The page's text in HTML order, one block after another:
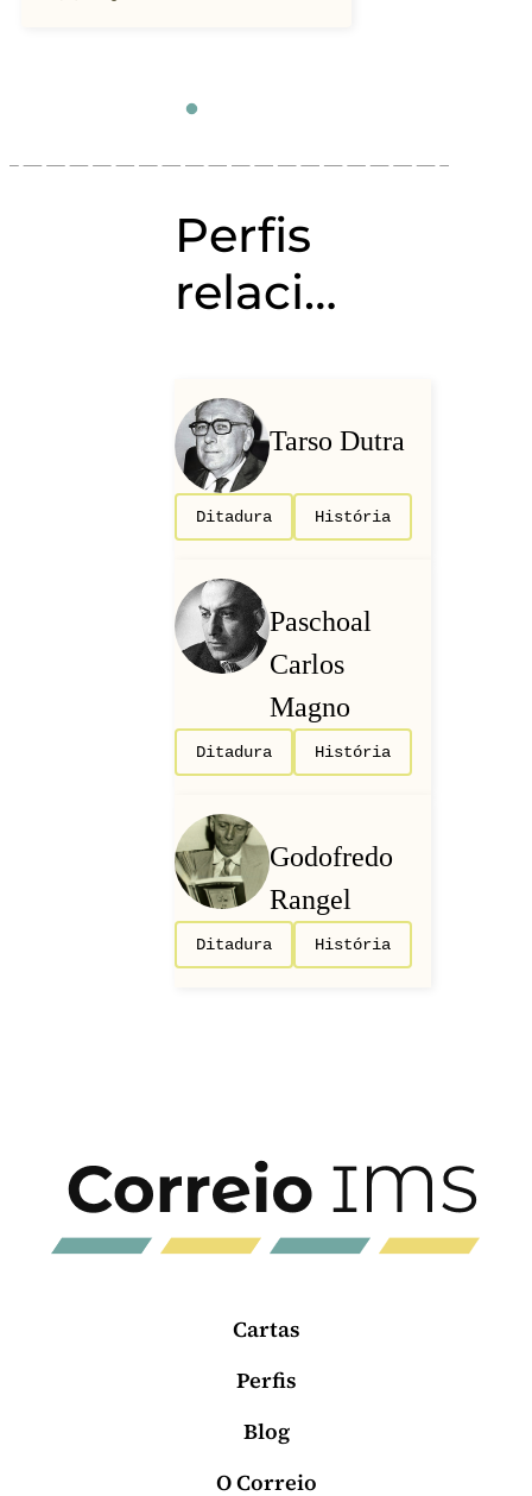
Perfis
relacionados
Tarso Dutra
Ditadura História
Paschoal
Carlos
Magno
Ditadura História
Godofredo
Rangel
Ditadura História
Cartas
Perfis
Blog
O Correio